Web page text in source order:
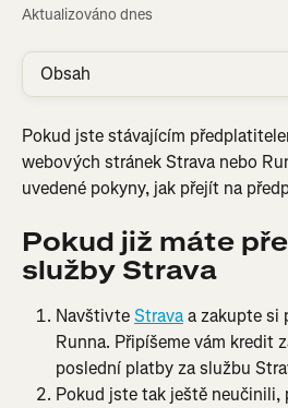
Aktualizováno dnes
Obsah
Pokud jste stávajícím
webových stránek Strava nebo
uvedené pokyny, jak přejít na
Pokud již máte
služby Strava
Navštivte Strava a zakupte si
Runna. Připíšeme vám kredit
poslední platby za službu
Pokud jste tak ještě neučinili,